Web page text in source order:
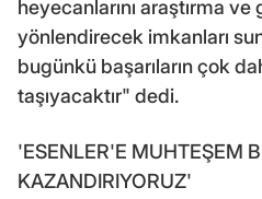
heyecanlarını araştırma
yönlendirecek imkanları
bugünkü başarıların çok
taşıyacaktır" dedi.
'ESENLER'E MUHTEŞEM
KAZANDIRIYORUZ'